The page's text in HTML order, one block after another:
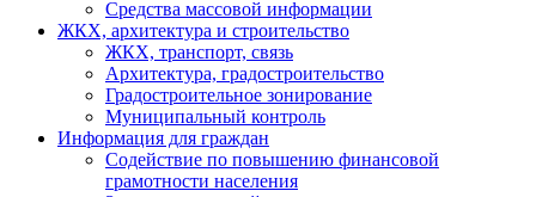
Средства массовой информации
ЖКХ, архитектура и строительство
ЖКХ, транспорт, связь
Архитектура, градостроительство
Градостроительное зонирование
Муниципальный контроль
Информация для граждан
Содействие по повышению финансовой
грамотности населения